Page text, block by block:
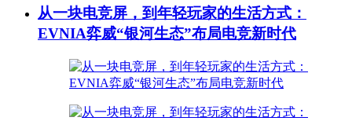
从一块电竞屏，到年轻玩家的生活方式：
EVNIA弈威“银河生态”布局电竞新时代